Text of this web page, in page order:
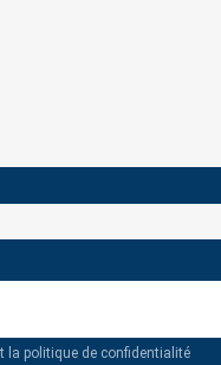
la politique de confidentialité